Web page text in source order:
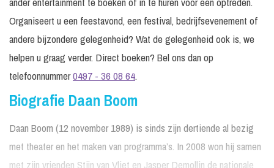
Organiseert u een feestavond, een festival, bedrijfsevenement of
andere bijzondere gelegenheid? Wat de gelegenheid ook is, we
helpen u graag verder. Direct boeken? Bel ons dan op
telefoonnummer0497 - 36 08 64.
Biografie Daan Boom
Daan Boom (12 november 1989) is sinds zijn dertiende al bezig
met theater en het maken van programma’s. In 2008 won hij samen
met zijn vrienden Stijn van Vliet en Jasper Demollin de nationale